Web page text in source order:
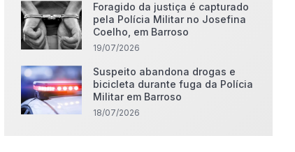
Foragido da justiça é capturado
pela Polícia Militar no Josefina
Coelho, em Barroso
19/07/2026
Suspeito abandona drogas e
bicicleta durante fuga da Polícia
Militar em Barroso
18/07/2026